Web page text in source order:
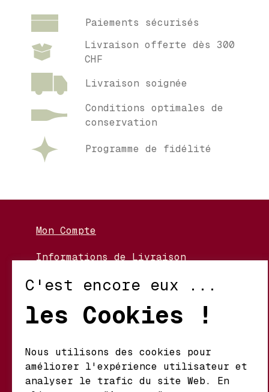
Paiements sécurisés
Livraison offerte dès 300
CHF
Livraison soignée
Conditions optimales de
conservation
Programme de fidélité
Mon Compte
Informations de Livraison
Conditions d’Utilisation
Mathieu S.A. Vins fins
C'est encore eux ...
les Cookies !
Nous utilisons des cookies pour
améliorer l'expérience utilisateur et
analyser le trafic du site Web. En